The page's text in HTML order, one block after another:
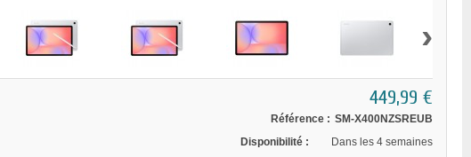
›
449,99 €
Référence : SM-X400NZSREUB
Disponibilité :
Dans les 4 semaines